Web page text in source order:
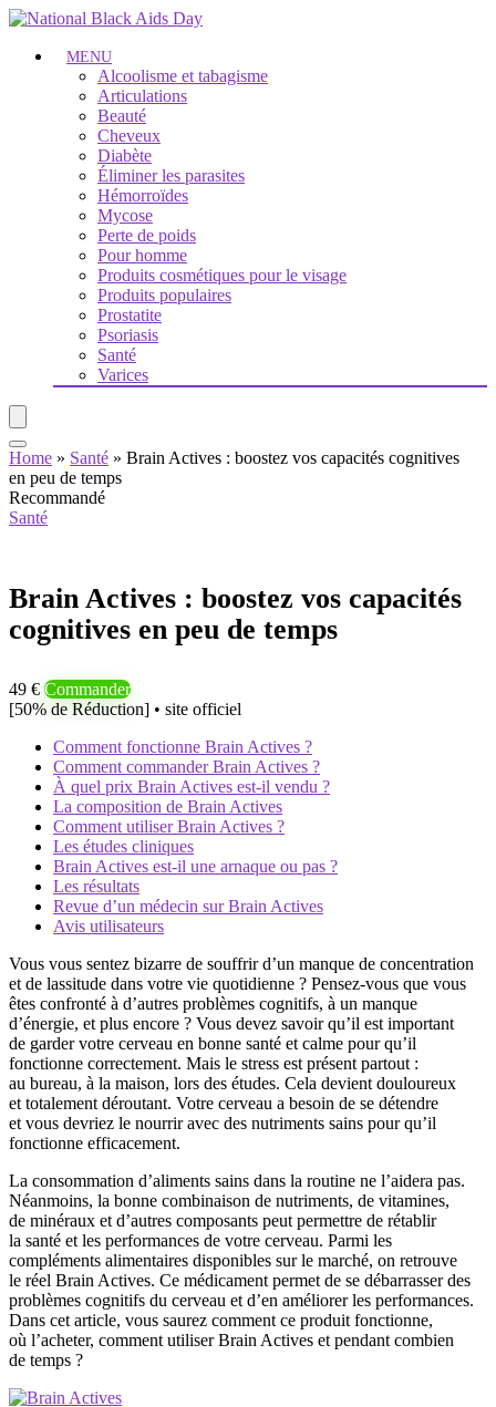
MENU
Alcoolisme et tabagisme
Articulations
Beauté
Cheveux
Diabète
Éliminer les parasites
Hémorroïdes
Mycose
Perte de poids
Pour homme
Produits cosmétiques pour le visage
Produits populaires
Prostatite
Psoriasis
Santé
Varices
Home » Santé » Brain Actives : boostez vos capacités cognitives
en peu de temps
Recommandé
Santé
Brain Actives : boostez vos capacités
cognitives en peu de temps
49 € Commander
[50% de Réduction] • site officiel
Comment fonctionne Brain Actives ?
Comment commander Brain Actives ?
À quel prix Brain Actives est-il vendu ?
La composition de Brain Actives
Comment utiliser Brain Actives ?
Les études cliniques
Brain Actives est-il une arnaque ou pas ?
Les résultats
Revue d’un médecin sur Brain Actives
Avis utilisateurs
Vous vous sentez bizarre de souffrir d’un manque de concentration
et de lassitude dans votre vie quotidienne ? Pensez-vous que vous
êtes confronté à d’autres problèmes cognitifs, à un manque
d’énergie, et plus encore ? Vous devez savoir qu’il est important
de garder votre cerveau en bonne santé et calme pour qu’il
fonctionne correctement. Mais le stress est présent partout :
au bureau, à la maison, lors des études. Cela devient douloureux
et totalement déroutant. Votre cerveau a besoin de se détendre
et vous devriez le nourrir avec des nutriments sains pour qu’il
fonctionne efficacement.
La consommation d’aliments sains dans la routine ne l’aidera pas.
Néanmoins, la bonne combinaison de nutriments, de vitamines,
de minéraux et d’autres composants peut permettre de rétablir
la santé et les performances de votre cerveau. Parmi les
compléments alimentaires disponibles sur le marché, on retrouve
le réel Brain Actives. Ce médicament permet de se débarrasser des
problèmes cognitifs du cerveau et d’en améliorer les performances.
Dans cet article, vous saurez comment ce produit fonctionne,
où l’acheter, comment utiliser Brain Actives et pendant combien
de temps ?